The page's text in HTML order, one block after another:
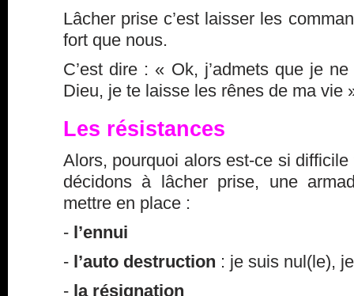
Lâcher prise c’est laisser les
fort que nous.
C’est dire : « Ok, j’admets que je
Dieu, je te laisse les rênes de ma vie
Les résistances
Alors, pourquoi alors est-ce si
décidons à lâcher prise, une
mettre en place :
- l’ennui
- l’auto destruction : je suis nul(le),
- la résignation